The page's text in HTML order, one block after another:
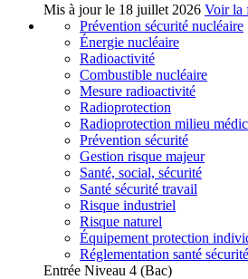
Mis à jour le 18 juillet 2026 Voir la
Prévention sécurité nucléaire
Énergie nucléaire
Radioactivité
Combustible nucléaire
Mesure radioactivité
Radioprotection
Radioprotection milieu
Prévention sécurité
Gestion risque majeur
Santé, social, sécurité
Santé sécurité travail
Risque industriel
Risque naturel
Équipement protection
Réglementation santé
Entrée Niveau 4 (Bac)